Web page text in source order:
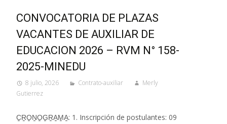
CONVOCATORIA DE PLAZAS
VACANTES DE AUXILIAR DE
EDUCACION 2026 – RVM N° 158-
2025-MINEDU
8 julio, 2026 Contrato-auxiliar
Merly
Gutierrez
C͍R͍O͍N͍O͍G͍R͍A͍M͍A͍: 1. Inscripción de postulantes: 09